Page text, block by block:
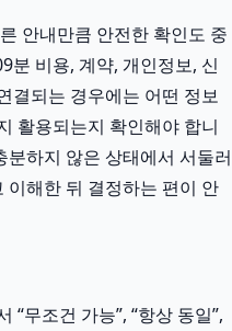
안내만큼 안전한 확인도 중
분 비용, 계약, 개인정보, 신
결되는 경우에는 어떤 정보
활용되는지 확인해야 합니
하지 않은 상태에서 서둘러
이해한 뒤 결정하는 편이 안
“무조건 가능”, “항상 동일”,